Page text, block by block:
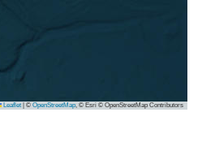
Leaflet © OpenStreetMap, © Esri © OpenStreetMap Contributors